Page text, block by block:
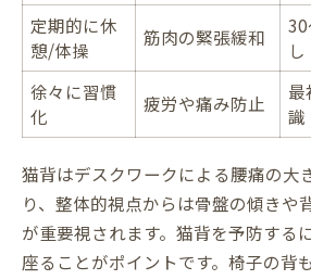
定期的に休
憩/体操
筋肉の緊張緩和
徐々に習慣
化
疲労や痛み防止
最
識
猫背はデスクワークによる腰痛の大
り、整体的視点からは骨盤の傾きや
が重要視されます。猫背を予防する
座ることがポイントです。椅子の背